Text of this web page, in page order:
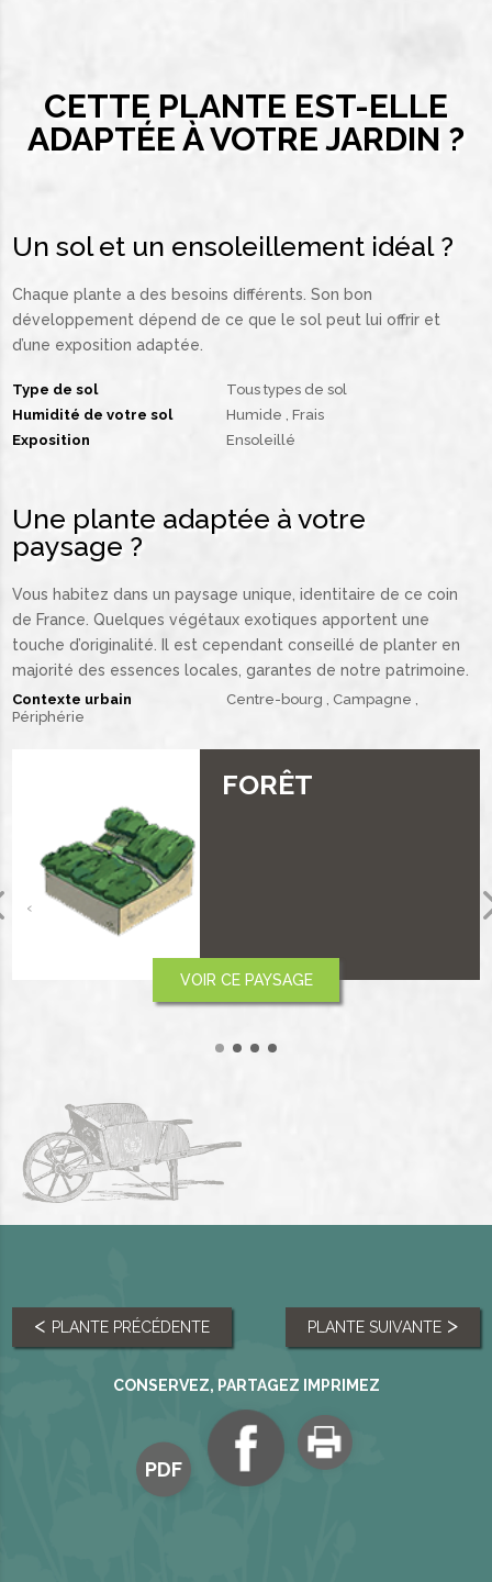
CETTE PLANTE EST-ELLE
ADAPTÉE À VOTRE JARDIN ?
Un sol et un ensoleillement idéal ?
Chaque plante a des besoins différents. Son bon
développement dépend de ce que le sol peut lui offrir et
d’une exposition adaptée.
Type de sol
Tous types de sol
Humidité de votre sol
Humide
Frais
Exposition
Ensoleillé
Une plante adaptée à votre
paysage ?
Vous habitez dans un paysage unique, identitaire de ce coin
de France. Quelques végétaux exotiques apportent une
touche d’originalité. Il est cependant conseillé de planter en
majorité des essences locales, garantes de notre patrimoine.
Contexte urbain Centre-bourg
Campagne
Périphérie
PLAINE ET
VOIR CE PAYSAGE
‹
PLANTE PRÉCÉDENTE PLANTE SUIVANTE
CONSERVEZ, PARTAGEZ IMPRIMEZ
PDF